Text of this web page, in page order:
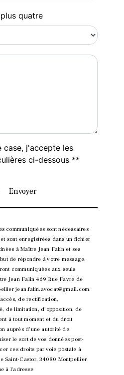
quatre
case, j'accepte les
ci-dessous **
Envoyer
communiquées sont nécessaires
sont enregistrées dans un fichier
à Maître Jean Falin et ses
de répondre à votre message.
communiquées aux seuls
Jean Falin 469 Rue Favre de
jean.falin.avocat@gmail.com.
de rectification,
de limitation, d’opposition, de
à tout moment et du droit
auprès d’une autorité de
le sort de vos données post-
ces droits par voie postale à
Saint-Castor, 34080 Montpellier
à l'adresse